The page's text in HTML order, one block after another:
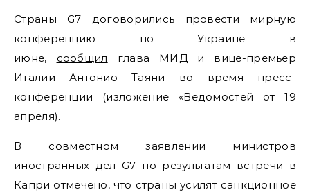
Страны G7 договорились провести мирную
конференцию по Украине в
июне, сообщил глава МИД и вице-премьер
Италии Антонио Таяни во время пресс-
конференции (изложение «Ведомостей от 19
апреля).
В совместном заявлении министров
иностранных дел G7 по результатам встречи в
Капри отмечено, что страны усилят санкционное